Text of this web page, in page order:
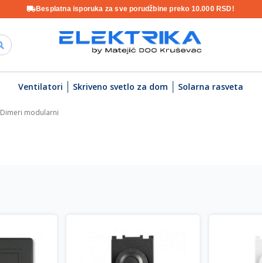
Besplatna isporuka za sve porudžbine preko 10.000 RSD!
Ventilatori Skriveno svetlo za dom Solarna rasveta
Dimeri modularni